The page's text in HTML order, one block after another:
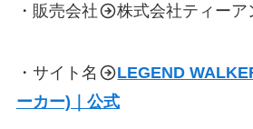
・販売会社 株式会社ティーア
・サイト名
LEGEND
ーカー)｜公式